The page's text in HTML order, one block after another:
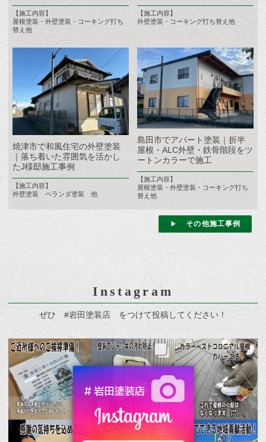
【施工内容】
屋根塗装・外壁塗装・コーキング打ち
替え他
【施工内容】
外壁塗装・コーキング打ち替え他
焼津市で和風住宅の外壁塗装
｜落ち着いた雰囲気を活かし
たJ様邸施工事例
【施工内容】
外壁塗装 ベランダ塗装 他
島田市でアパート塗装｜折半
屋根・ALC外壁・鉄骨階段をツ
ートンカラーで施工
【施工内容】
屋根塗装・外壁塗装・コーキング打ち
替え他
その他施工事例
Instagram
ぜひ #岩田塗装店 をつけて投稿してください！